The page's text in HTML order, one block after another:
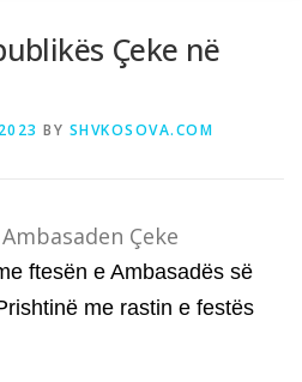
Çeke në
BY SHVKOSOVA.COM
ftesën e Ambasadës së
me rastin e festës